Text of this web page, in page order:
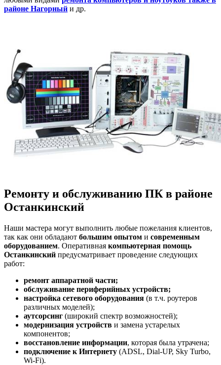
районе Нагорный и др.
Ремонту и обслуживанию ПК в районе
Останкинский
Наши мастера могут выполнить любые пожелания клиентов,
так как они обладают большим опытом и современным
оборудованием. Оперативная компьютерная помощь
Останкинский предусматривает проведение следующих
работ:
ремонт аппаратной части;
обслуживание периферийных устройств;
настройка сетевого оборудования (в т.ч. роутеров
различных моделей);
аутсорсинг (широкий спектр возможностей);
модернизация устройств и замена устарелых
компонентов;
восстановление информации, которая была утрачена;
подключение к Интернету (ADSL, Dial-UP, Sky Turbo,
Wi-Fi).